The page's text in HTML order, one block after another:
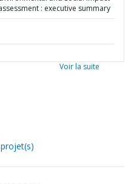
: executive summary
Voir la suite